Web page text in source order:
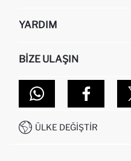
HAKKIMIZDA
KURUMSAL SATIŞ
DEFACTO TEKNOLOJI
SITEMAP
YARDIM
SIPARIŞIMI NASIL TAKIP
NASIL İADE EDERIM?
GIFT CLUB SIKÇA SORULAN
İŞLEM REHBERI
KAMPANYALAR
BIZE ULAŞIN
MAĞAZALARIMIZ
İLETIŞIM FORMU
0850 333 22 86
ÜLKE DEĞIŞTIR